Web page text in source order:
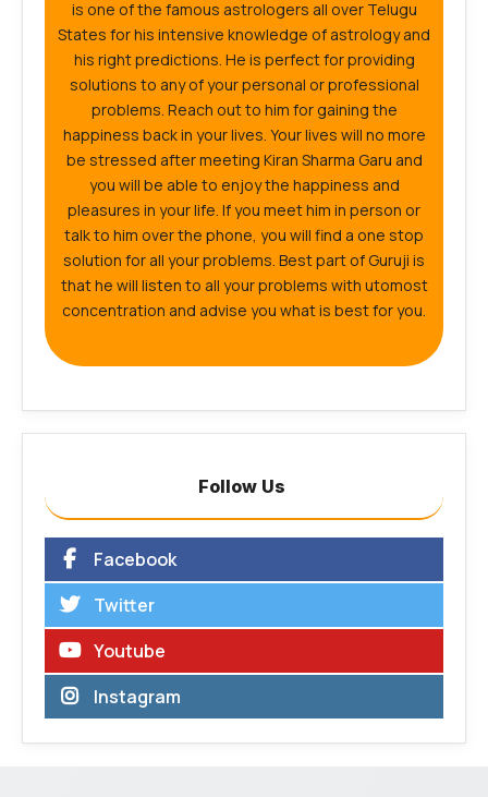
is one of the famous astrologers all over Telugu
States for his intensive knowledge of astrology and
his right predictions. He is perfect for providing
solutions to any of your personal or professional
problems. Reach out to him for gaining the
happiness back in your lives. Your lives will no more
be stressed after meeting Kiran Sharma Garu and
you will be able to enjoy the happiness and
pleasures in your life. If you meet him in person or
talk to him over the phone, you will find a one stop
solution for all your problems. Best part of Guruji is
that he will listen to all your problems with utomost
concentration and advise you what is best for you.
Follow Us
Facebook
Twitter
Youtube
Instagram